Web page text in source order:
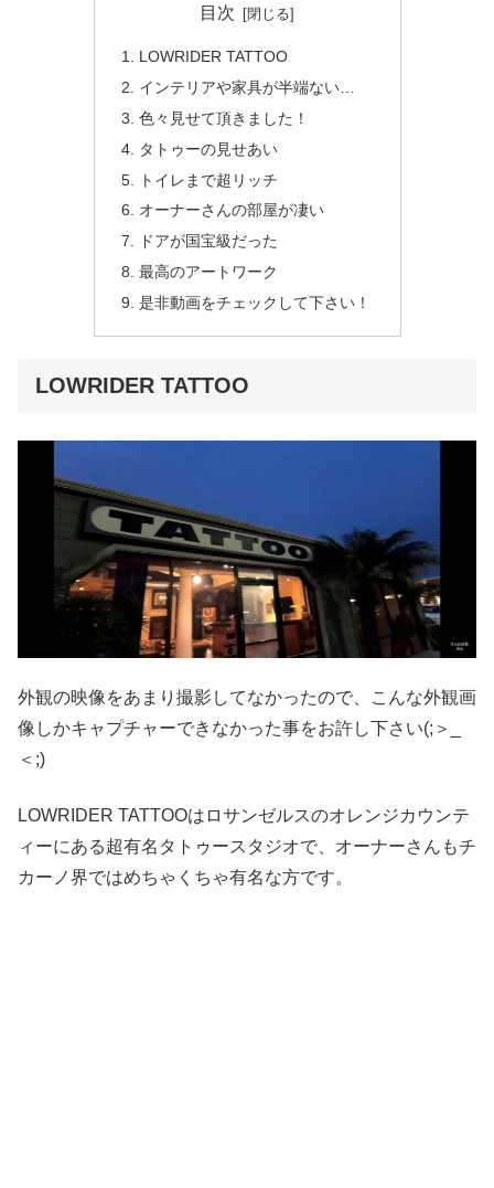
目次
LOWRIDER TATTOO
インテリアや家具が半端ない…
色々見せて頂きました！
タトゥーの見せあい
トイレまで超リッチ
オーナーさんの部屋が凄い
ドアが国宝級だった
最高のアートワーク
是非動画をチェックして下さい！
LOWRIDER TATTOO
外観の映像をあまり撮影してなかったので、こんな外観画
像しかキャプチャーできなかった事をお許し下さい(;＞_
＜;)
LOWRIDER TATTOOはロサンゼルスのオレンジカウンテ
ィーにある超有名タトゥースタジオで、オーナーさんもチ
カーノ界ではめちゃくちゃ有名な方です。